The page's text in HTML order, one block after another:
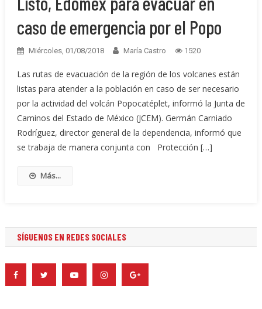
caso de emergencia por el Popo
Miércoles, 01/08/2018 María Castro 1520
Las rutas de evacuación de la región de los volcanes están
listas para atender a la población en caso de ser necesario
por la actividad del volcán Popocatéplet, informó la Junta de
Caminos del Estado de México (JCEM). Germán Carniado
Rodríguez, director general de la dependencia, informó que
se trabaja de manera conjunta con Protección […]
Más...
SÍGUENOS EN REDES SOCIALES